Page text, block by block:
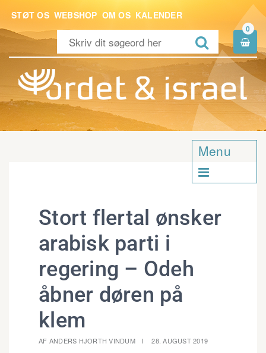
STØT OS WEBSHOP OM OS KALENDER

0

Menu

Stort flertal ønsker
arabisk parti i
regering – Odeh
åbner døren på
klem
AF ANDERS HJORTH VINDUM 28. AUGUST 2019